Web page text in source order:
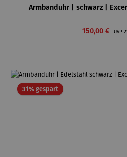
Armbanduhr | schwarz |
Verkaufspreis:
150,00 € UVP
31% gespartRabatt